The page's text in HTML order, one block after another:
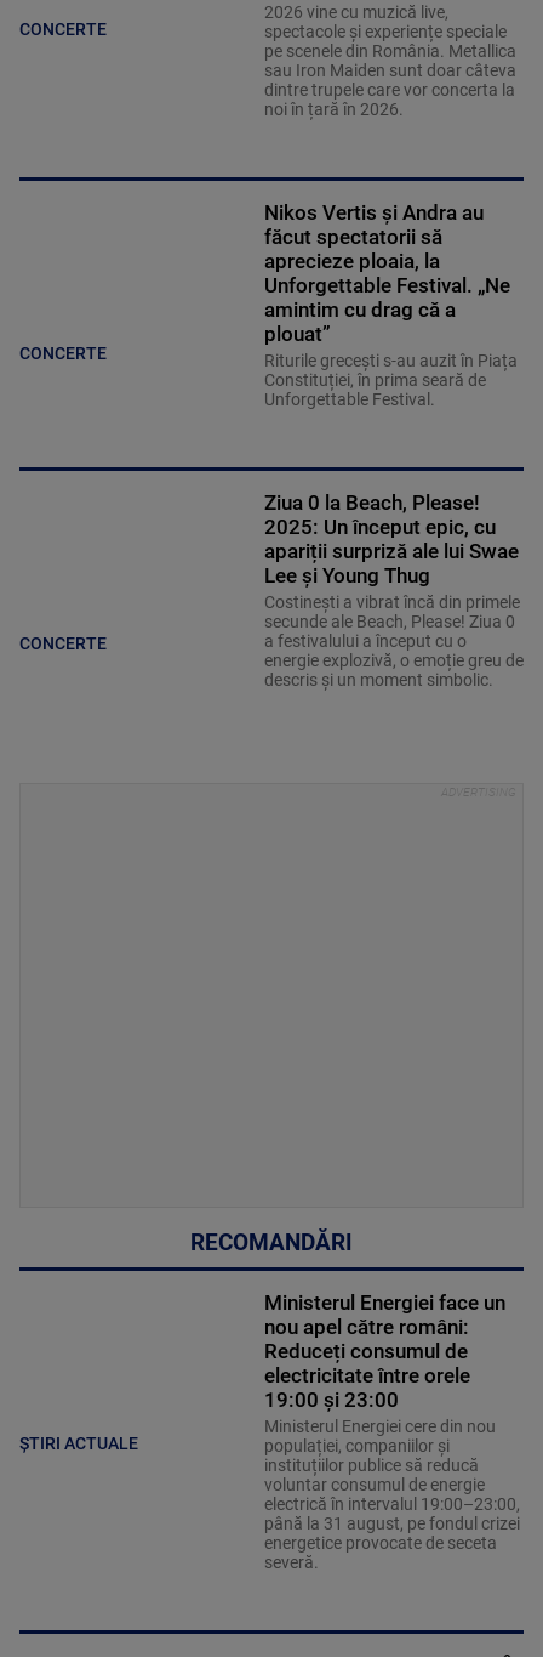
CONCERTE
2026 vine cu muzică live,
spectacole și experiențe speciale
pe scenele din România. Metallica
sau Iron Maiden sunt doar câteva
dintre trupele care vor concerta la
noi în țară în 2026.
CONCERTE
Nikos Vertis și Andra au
făcut spectatorii să
aprecieze ploaia, la
Unforgettable Festival. „Ne
amintim cu drag că a
plouat”
Riturile grecești s-au auzit în Piața
Constituției, în prima seară de
Unforgettable Festival.
CONCERTE
Ziua 0 la Beach, Please!
2025: Un început epic, cu
apariții surpriză ale lui Swae
Lee și Young Thug
Costinești a vibrat încă din primele
secunde ale Beach, Please! Ziua 0
a festivalului a început cu o
energie explozivă, o emoție greu de
descris și un moment simbolic.
RECOMANDĂRI
ȘTIRI ACTUALE
Ministerul Energiei face un
nou apel către români:
Reduceți consumul de
electricitate între orele
19:00 și 23:00
Ministerul Energiei cere din nou
populației, companiilor și
instituțiilor publice să reducă
voluntar consumul de energie
electrică în intervalul 19:00–23:00,
până la 31 august, pe fondul crizei
energetice provocate de seceta
severă.